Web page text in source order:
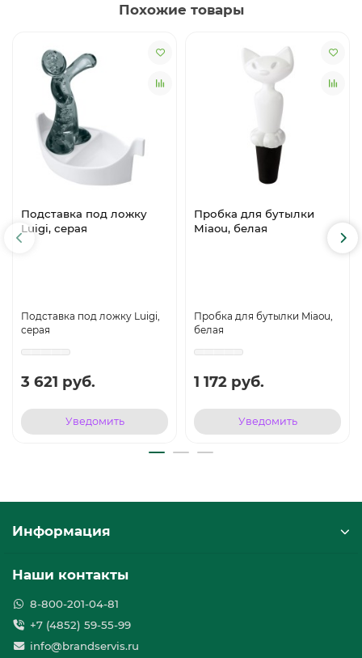
Похожие товары
Подставка под ложку
Luigi, серая
Подставка под ложку Luigi,
серая
3 621 руб.
Уведомить
Пробка для бутылки
Miaou, белая
Пробка для бутылки Miaou,
белая
1 172 руб.
Уведомить
Информация
Наши контакты
8-800-201-04-81
+7 (4852) 59-55-99
info@brandservis.ru